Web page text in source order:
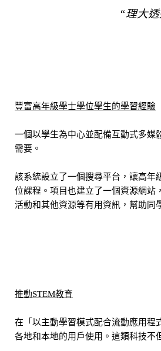
“理大
豐富高年級學士學位學生的學習經驗
一個以學生為中心並配備互動式多媒
需要。
該系統設立了一個搜尋平台，讓高年
位課程。項目也建立了一個資源網站
活動和其他資源等有用資訊，幫助同
推動STEM教育
在「以主動學習模式配合流動應用程
各地和本地的用戶使用。這類科技不